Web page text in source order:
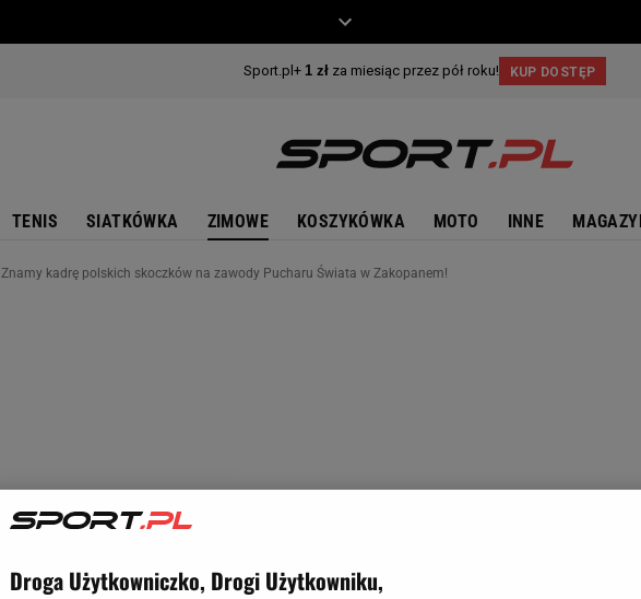
TENIS SIATKÓWKA ZIMOWE KOSZYKÓWKA MOTO INNE
Znamy kadrę polskich skoczków na zawody Pucharu Świata w Zakopanem!
Droga Użytkowniczko, Drogi Użytkowniku,